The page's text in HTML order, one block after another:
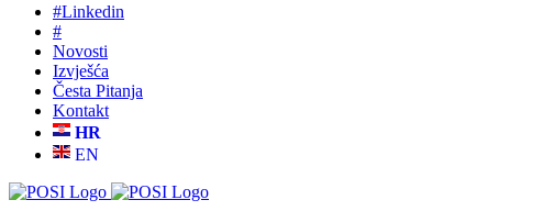
#Linkedin
#
Novosti
Izvješća
Česta Pitanja
Kontakt
HR
EN